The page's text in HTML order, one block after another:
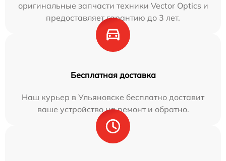
оригинальные запчасти техники Vector Optics и
предоставляет гарантию до 3 лет.
Бесплатная доставка
Наш курьер в Ульяновске бесплатно доставит
ваше устройство на ремонт и обратно.